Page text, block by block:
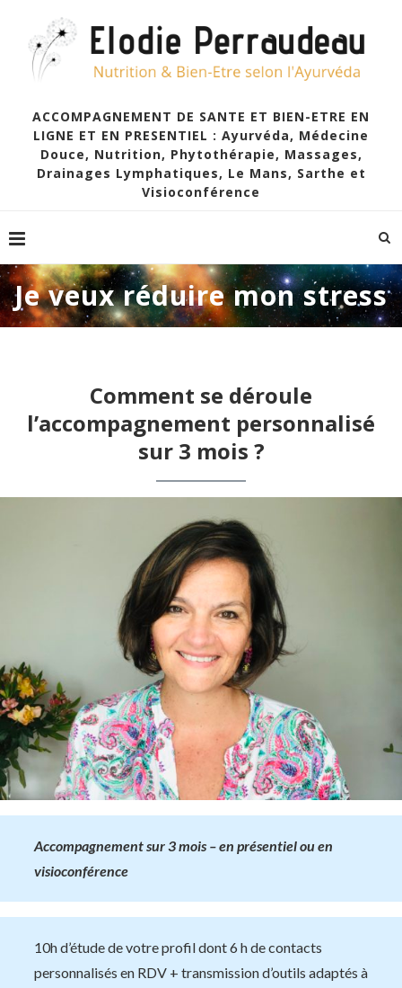
ACCOMPAGNEMENT DE SANTE ET BIEN-ETRE EN
LIGNE ET EN PRESENTIEL : Ayurvéda, Médecine
Douce, Nutrition, Phytothérapie, Massages,
Drainages Lymphatiques, Le Mans, Sarthe et
Visioconférence
Je veux réduire mon stress
Comment se déroule
l’accompagnement personnalisé
sur 3 mois ?
Accompagnement sur 3 mois – en présentiel ou en
visioconférence
10h d’étude de votre profil dont 6 h de contacts
personnalisés en RDV + transmission d’outils adaptés à